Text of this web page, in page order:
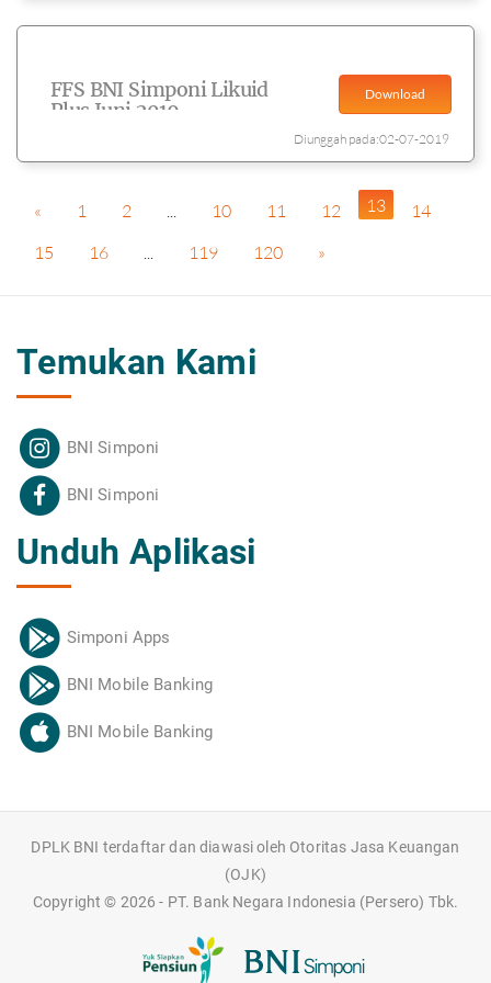
FFS BNI Simponi Likuid
Plus Juni 2019
Download
Diunggah pada:02-07-2019
« 1 2 ... 10 11 12 13
14
15
16 ... 119 120 »
Temukan Kami
BNI Simponi
BNI Simponi
Unduh Aplikasi
Simponi Apps
BNI Mobile Banking
BNI Mobile Banking
DPLK BNI terdaftar dan diawasi oleh Otoritas Jasa Keuangan
(OJK)
Copyright © 2026 - PT. Bank Negara Indonesia (Persero) Tbk.